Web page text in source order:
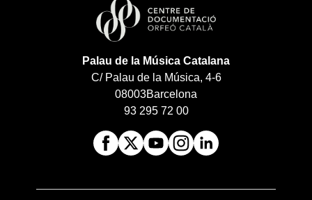
Palau de la Música Catalana
C/ Palau de la Música, 4-6
08003Barcelona
93 295 72 00